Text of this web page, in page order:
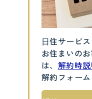
⽇住サービ
お住まいの
は、 解約時
解約フォー